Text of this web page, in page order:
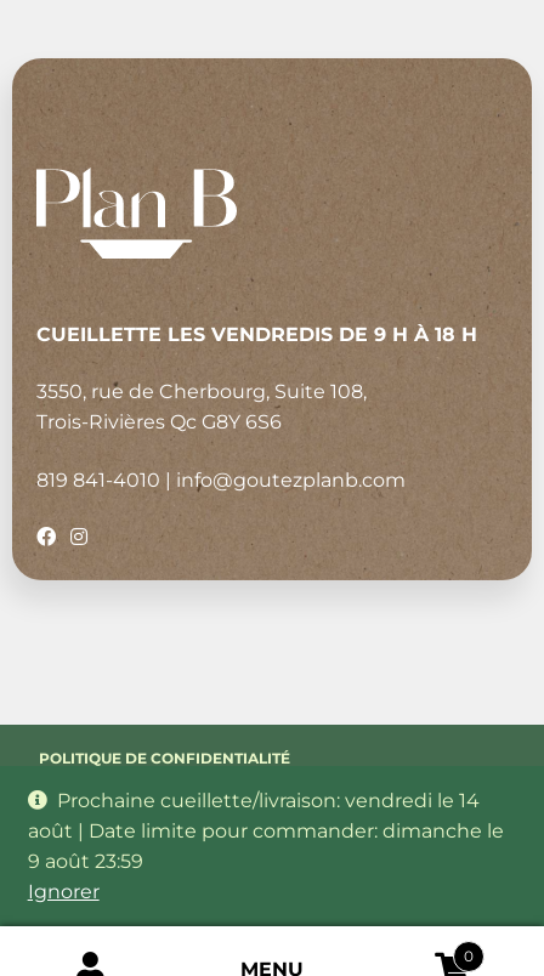
Prochaine cueillette/livraison: vendredi le 14
août | Date limite pour commander: dimanche le
9 août 23:59
Ignorer
CUEILLETTE LES VENDREDIS DE 9 H À 18 H
3550, rue de Cherbourg, Suite 108,
Trois-Rivières Qc G8Y 6S6
819 841-4010 | info@goutezplanb.com
0
MENU
POLITIQUE DE CONFIDENTIALITÉ
CONDITIONS GÉNÉRALES
REVUE DE PRESSE